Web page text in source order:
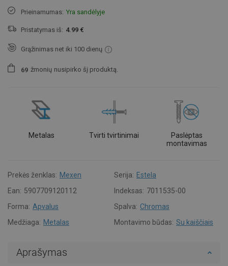
Prieinamumas: Yra sandėlyje
Pristatymas iš: 4.99 €
Grąžinimas net iki 100 dienų
69 žmonių nusipirko šį produktą.
Metalas Tvirti tvirtinimai
Paslėptas
montavimas
Prekės ženklas: Mexen Serija: Estela
Ean: 5907709120112 Indeksas: 7011535-00
Forma: Apvalus Spalva: Chromas
Medžiaga: Metalas Montavimo būdas: Su kaiščiais
Aprašymas